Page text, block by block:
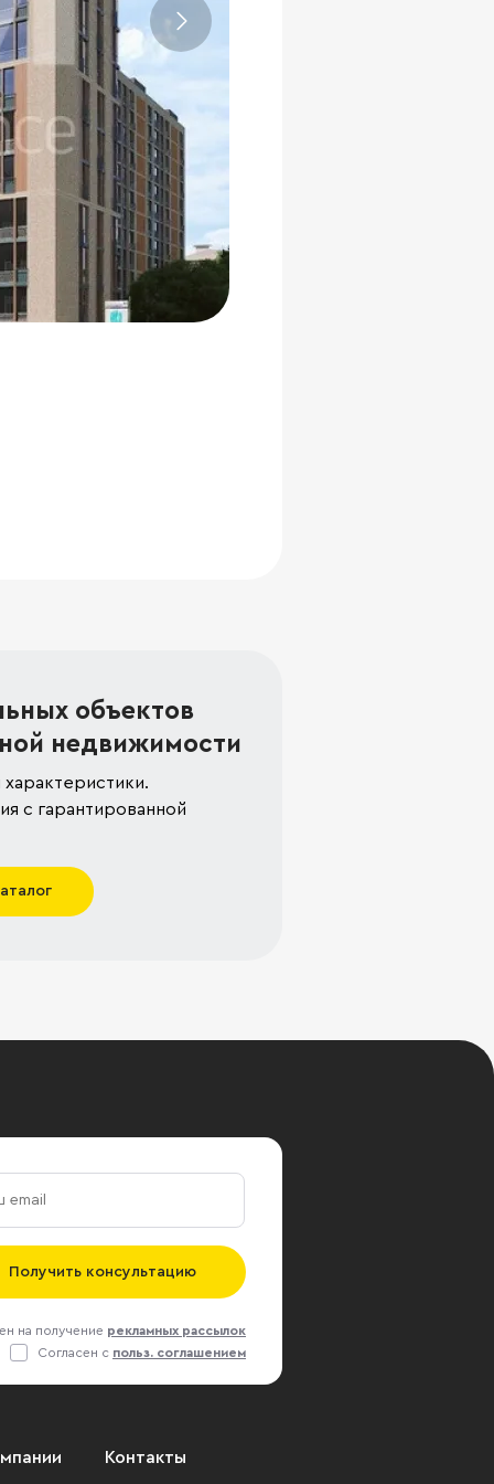
объектов
недвижимости
с гарантированной
Получить консультацию
на получение рекламных рассылок
Согласен с польз. соглашением
Контакты